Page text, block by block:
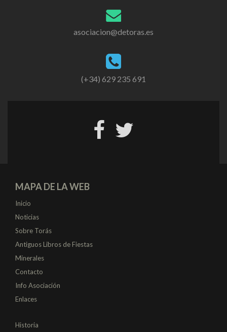
asociacion@detoras.es
(+34) 629 235 691
MAPA DE LA WEB
Inicio
Noticias
Sobre Torás
Antiguos Libros de Fiestas
Minerales
Contacto
Info Asociación
Enlaces
Historia